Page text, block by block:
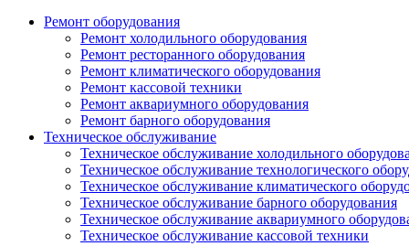
Ремонт оборудования
Ремонт холодильного оборудования
Ремонт ресторанного оборудования
Ремонт климатического оборудования
Ремонт кассовой техники
Ремонт аквариумного оборудования
Ремонт барного оборудования
Техническое обслуживание
Техническое обслуживание холодильного
Техническое обслуживание технологического
Техническое обслуживание климатического
Техническое обслуживание барного оборудования
Техническое обслуживание аквариумного
Техническое обслуживание кассовой техники